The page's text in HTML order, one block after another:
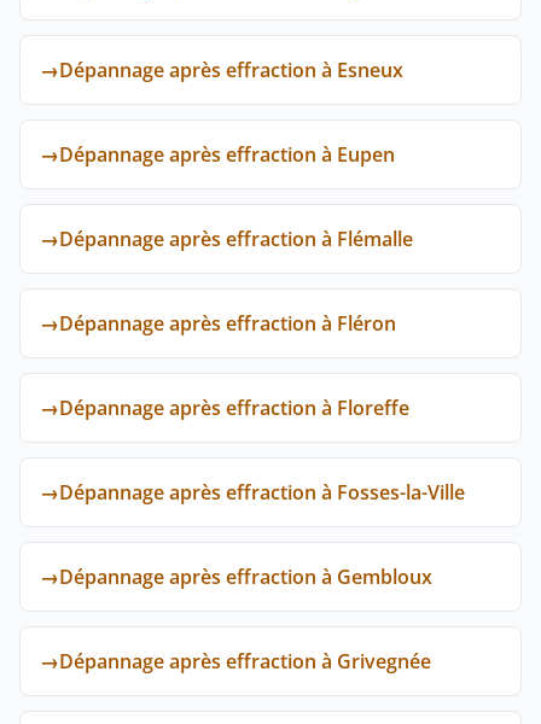
→Dépannage après effraction à Esneux
→Dépannage après effraction à Eupen
→Dépannage après effraction à Flémalle
→Dépannage après effraction à Fléron
→Dépannage après effraction à Floreffe
→Dépannage après effraction à Fosses-la-Ville
→Dépannage après effraction à Gembloux
→Dépannage après effraction à Grivegnée